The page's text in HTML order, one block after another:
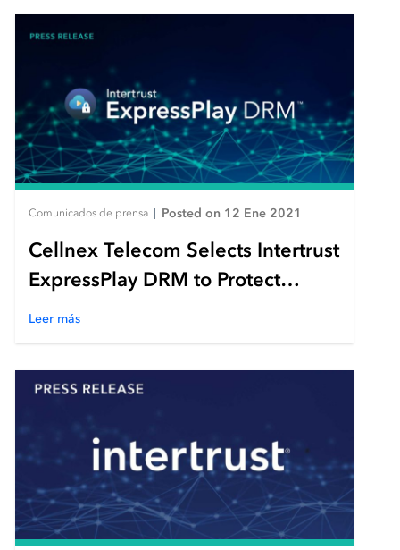
Comunicados de prensa Posted on 12 Ene 2021
Cellnex Telecom Selects Intertrust
ExpressPlay DRM to Protect
LOVEStv Hybrid Digital TV
Leer más